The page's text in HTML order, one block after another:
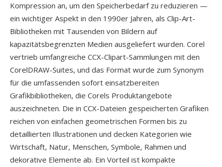
Kompression an, um den Speicherbedarf zu reduzieren —
ein wichtiger Aspekt in den 1990er Jahren, als Clip-Art-
Bibliotheken mit Tausenden von Bildern auf
kapazitätsbegrenzten Medien ausgeliefert wurden. Corel
vertrieb umfangreiche CCX-Clipart-Sammlungen mit den
CorelDRAW-Suites, und das Format wurde zum Synonym
für die umfassenden sofort einsatzbereiten
Grafikbibliotheken, die Corels Produktangebote
auszeichneten. Die in CCX-Dateien gespeicherten Grafiken
reichen von einfachen geometrischen Formen bis zu
detaillierten Illustrationen und decken Kategorien wie
Wirtschaft, Natur, Menschen, Symbole, Rahmen und
dekorative Elemente ab. Ein Vorteil ist kompakte